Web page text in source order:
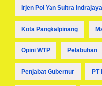
Irjen Pol Yan Sultra Indrajaya
Kota Pangkalpinang
Opini WTP Pelabuhan
Penjabat Gubernur PT